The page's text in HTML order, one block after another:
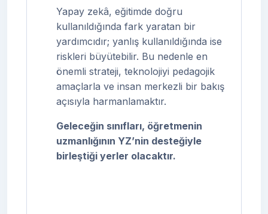
Yapay zekâ, eğitimde doğru
kullanıldığında fark yaratan bir
yardımcıdır; yanlış kullanıldığında ise
riskleri büyütebilir. Bu nedenle en
önemli strateji, teknolojiyi pedagojik
amaçlarla ve insan merkezli bir bakış
açısıyla harmanlamaktır.
Geleceğin sınıfları, öğretmenin
uzmanlığının YZ’nin desteğiyle
birleştiği yerler olacaktır.